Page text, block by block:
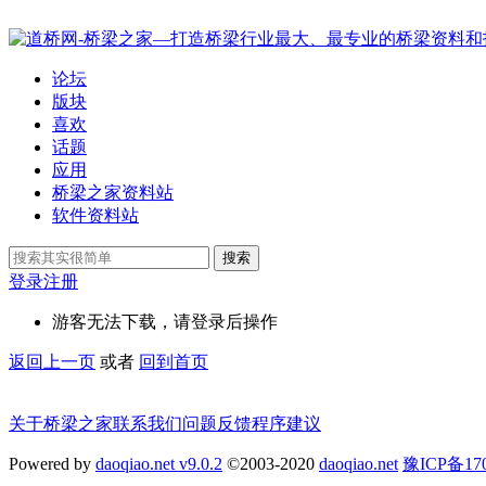
论坛
版块
喜欢
话题
应用
桥梁之家资料站
软件资料站
搜索
登录注册
游客无法下载，请登录后操作
返回上一页 或者 回到首页
关于桥梁之家联系我们问题反馈程序建议
Powered by daoqiao.net v9.0.2 ©2003-2020 daoqiao.net 豫ICP备